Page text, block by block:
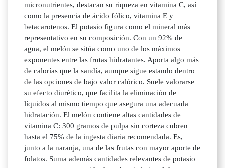
micronutrientes, destacan su riqueza en vitamina C, así
como la presencia de ácido fólico, vitamina E y
betacarotenos. El potasio figura como el mineral más
representativo en su composición. Con un 92% de
agua, el melón se sitúa como uno de los máximos
exponentes entre las frutas hidratantes. Aporta algo más
de calorías que la sandía, aunque sigue estando dentro
de las opciones de bajo valor calórico. Suele valorarse
su efecto diurético, que facilita la eliminación de
líquidos al mismo tiempo que asegura una adecuada
hidratación. El melón contiene altas cantidades de
vitamina C: 300 gramos de pulpa sin corteza cubren
hasta el 75% de la ingesta diaria recomendada. Es,
junto a la naranja, una de las frutas con mayor aporte de
folatos. Suma además cantidades relevantes de potasio